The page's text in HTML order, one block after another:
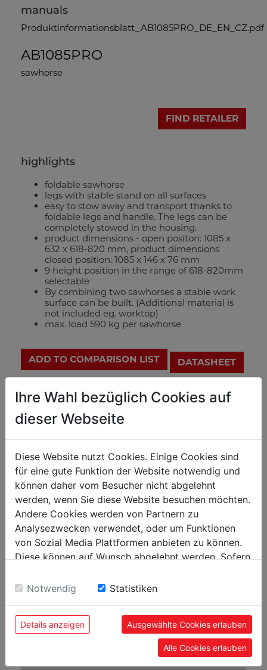
manuals
Produktinformationsblatt_AB1085PRO_DE_EN_CZ.pdf
AB1085PRO
sawhorse
FIND RETAILER
highlights
foldable sawhorse
legs with stable stand on all surfaces
easy to stow away and transport thanks to
foldable legs and handle. The legs can be
completely stowed in the housing.
product dimensions - open positon: 1085 x
632 x 618-820 mm, product dimensions
closed position: 1085 x 146 x 76 mm
9 height position in the range of 618-820mm
selectable
By combining two sawhorses a stable work
surface can be built. (Additional material is
not included eg. worktop)
max. load 590 kg per sawhorse
ADD TO COMPARISON LIST DATASHEET
payload in kg
590
weight
gross weight in kg
10.40
net weight in kg
9.30
packaging length in mm
1.172
180
Ihre Wahl bezüglich Cookies auf
dieser Webseite
Diese Website nutzt Cookies. Einige Cookies sind
für eine gute Funktion der Website notwendig und
können daher vom Besucher nicht abgelehnt
werden, wenn Sie diese Website besuchen möchten.
Andere Cookies werden von Partnern zu
Analysezwecken verwendet, oder um Funktionen
von Sozial Media Plattformen anbieten zu können.
Diese können auf Wunsch abgelehnt werden. Sofern
Einwilligung zu unseren Cookies.
Notwendig Statistiken
Details anzeigen Ausgewählte Cookies erlauben
Alle Cookies erlauben